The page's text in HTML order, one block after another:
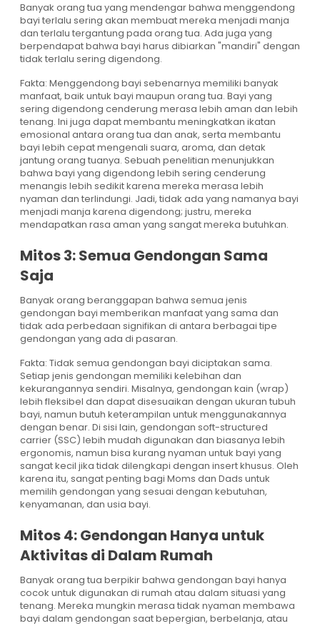
Banyak orang tua yang mendengar bahwa menggendong
bayi terlalu sering akan membuat mereka menjadi manja
dan terlalu tergantung pada orang tua. Ada juga yang
berpendapat bahwa bayi harus dibiarkan "mandiri" dengan
tidak terlalu sering digendong.
Fakta: Menggendong bayi sebenarnya memiliki banyak
manfaat, baik untuk bayi maupun orang tua. Bayi yang
sering digendong cenderung merasa lebih aman dan lebih
tenang. Ini juga dapat membantu meningkatkan ikatan
emosional antara orang tua dan anak, serta membantu
bayi lebih cepat mengenali suara, aroma, dan detak
jantung orang tuanya. Sebuah penelitian menunjukkan
bahwa bayi yang digendong lebih sering cenderung
menangis lebih sedikit karena mereka merasa lebih
nyaman dan terlindungi. Jadi, tidak ada yang namanya bayi
menjadi manja karena digendong; justru, mereka
mendapatkan rasa aman yang sangat mereka butuhkan.
Mitos 3: Semua Gendongan Sama
Saja
Banyak orang beranggapan bahwa semua jenis
gendongan bayi memberikan manfaat yang sama dan
tidak ada perbedaan signifikan di antara berbagai tipe
gendongan yang ada di pasaran.
Fakta: Tidak semua gendongan bayi diciptakan sama.
Setiap jenis gendongan memiliki kelebihan dan
kekurangannya sendiri. Misalnya, gendongan kain (wrap)
lebih fleksibel dan dapat disesuaikan dengan ukuran tubuh
bayi, namun butuh keterampilan untuk menggunakannya
dengan benar. Di sisi lain, gendongan soft-structured
carrier (SSC) lebih mudah digunakan dan biasanya lebih
ergonomis, namun bisa kurang nyaman untuk bayi yang
sangat kecil jika tidak dilengkapi dengan insert khusus. Oleh
karena itu, sangat penting bagi Moms dan Dads untuk
memilih gendongan yang sesuai dengan kebutuhan,
kenyamanan, dan usia bayi.
Mitos 4: Gendongan Hanya untuk
Aktivitas di Dalam Rumah
Banyak orang tua berpikir bahwa gendongan bayi hanya
cocok untuk digunakan di rumah atau dalam situasi yang
tenang. Mereka mungkin merasa tidak nyaman membawa
bayi dalam gendongan saat bepergian, berbelanja, atau